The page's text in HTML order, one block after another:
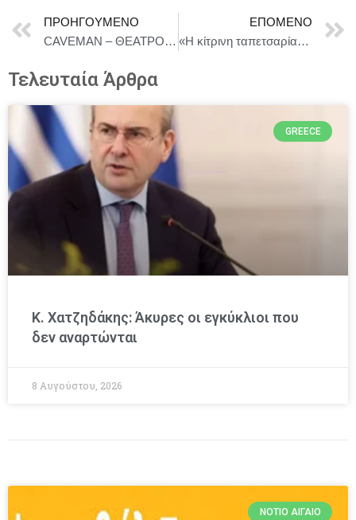
ΠΡΟΗΓΟΎΜΕΝΟ
CAVEMAΝ – ΘΕΑΤΡΟ ΑΘΗΝΩΝ ΑΠΟ ΤΗΝ ΔΕΥΤΕΡΑ 20 ΟΚΤΩΒΡΙΟΥ
ΕΠΌΜΕΝΟ
«Η κίτρινη ταπετσαρία» της Σάρλοτ Πέρκινς Γκίλμαν || 2ος χρόνος επιτυχίας || Ένα έργο – φόρος τιμής για το φεμινιστικό κίνημα || από 9 ΟΚΤΩΒΡΙΟΥ στο ΘΕΑΤΡΟ ΑΛΚΜΗΝΗ
Τελευταία Άρθρα
GREECE
Κ. Χατζηδάκης: Άκυρες οι εγκύκλιοι που
δεν αναρτώνται
8 Αυγούστου, 2026
ΝΌΤΙΟ ΑΙΓΑΊΟ